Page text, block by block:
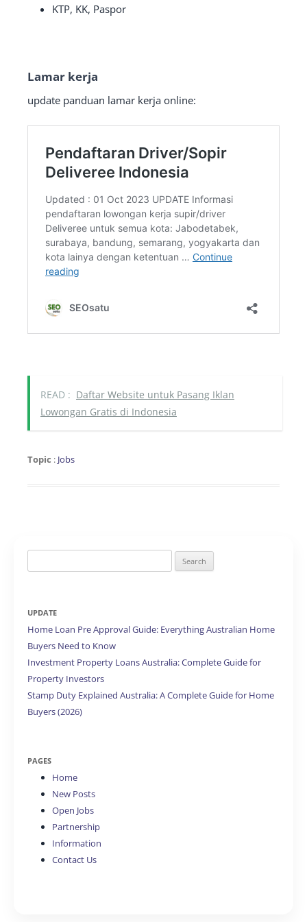
KTP, KK, Paspor
Lamar kerja
update panduan lamar kerja online:
READ : Daftar Website untuk Pasang Iklan
Lowongan Gratis di Indonesia
Topic : Jobs
for:
UPDATE
Home Loan Pre Approval Guide: Everything Australian Home
Buyers Need to Know
Investment Property Loans Australia: Complete Guide for
Property Investors
Stamp Duty Explained Australia: A Complete Guide for Home
Buyers (2026)
PAGES
Home
New Posts
Open Jobs
Partnership
Information
Contact Us